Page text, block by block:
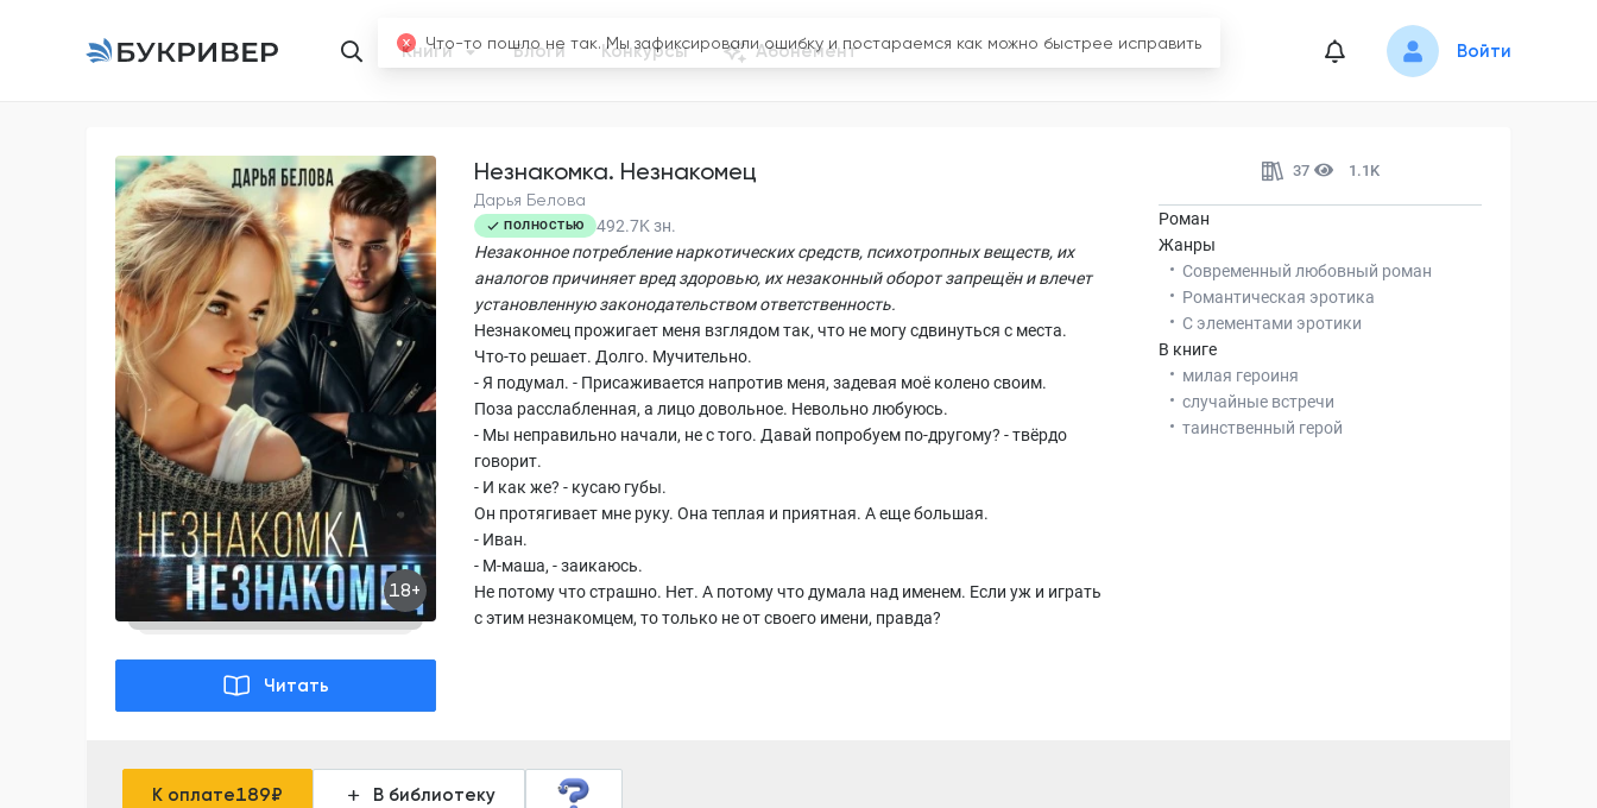
Книги Блоги Конкурсы Абонемент Войти
18+
Читать
Незнакомка. Незнакомец
Дарья Белова
ПОЛНОСТЬЮ 492.7K зн.
Незаконное потребление наркотических средств, психотропных веществ, их
аналогов причиняет вред здоровью, их незаконный оборот запрещён и влечет
установленную законодательством ответственность.
Незнакомец прожигает меня взглядом так, что не могу сдвинуться с места.
Что-то решает. Долго. Мучительно.
- Я подумал. - Присаживается напротив меня, задевая моё колено своим.
Поза расслабленная, а лицо довольное. Невольно любуюсь.
- Мы неправильно начали, не с того. Давай попробуем по-другому? - твёрдо
говорит.
- И как же? - кусаю губы.
Он протягивает мне руку. Она теплая и приятная. А еще большая.
- Иван.
- М-маша, - заикаюсь.
Не потому что страшно. Нет. А потому что думала над именем. Если уж и играть
с этим незнакомцем, то только не от своего имени, правда?
37 1.1K
Роман
Жанры
Современный любовный роман
Романтическая эротика
С элементами эротики
В книге
милая героиня
случайные встречи
таинственный герой
К оплате189₽ В библиотеку